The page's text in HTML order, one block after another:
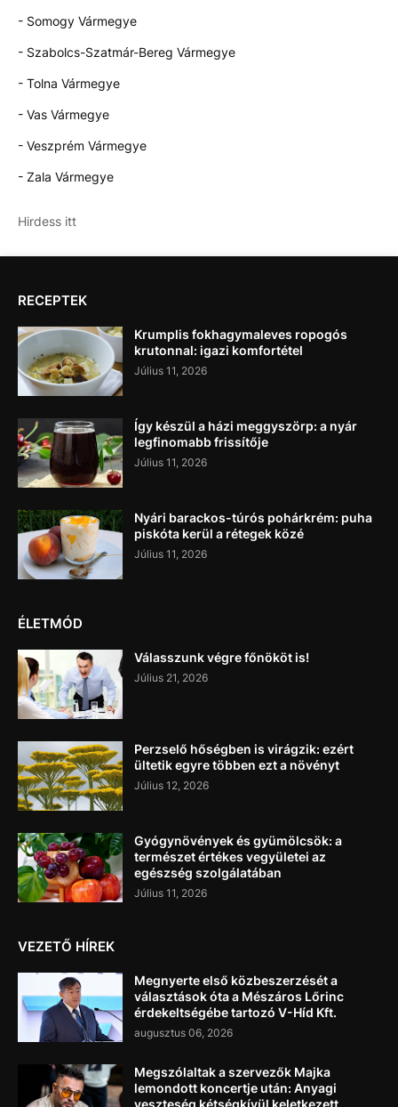
- Somogy Vármegye
- Szabolcs-Szatmár-Bereg Vármegye
- Tolna Vármegye
- Vas Vármegye
- Veszprém Vármegye
- Zala Vármegye
Hirdess itt
RECEPTEK
Krumplis fokhagymaleves ropogós
krutonnal: igazi komfortétel
Július 11, 2026
Így készül a házi meggyszörp: a nyár
legfinomabb frissítője
Július 11, 2026
Nyári barackos-túrós pohárkrém: puha
piskóta kerül a rétegek közé
Július 11, 2026
ÉLETMÓD
Válasszunk végre főnököt is!
Július 21, 2026
Perzselő hőségben is virágzik: ezért
ültetik egyre többen ezt a növényt
Július 12, 2026
Gyógynövények és gyümölcsök: a
természet értékes vegyületei az
egészség szolgálatában
Július 11, 2026
VEZETŐ HÍREK
Megnyerte első közbeszerzését a
választások óta a Mészáros Lőrinc
érdekeltségébe tartozó V-Híd Kft.
augusztus 06, 2026
Megszólaltak a szervezők Majka
lemondott koncertje után: Anyagi
veszteség kétségkívül keletkezett